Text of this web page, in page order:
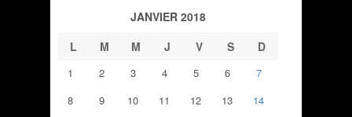
JANVIER 2018
L
M M J V S D
1 2 3 4 5 6
7
8
9 10 11 12 13
14